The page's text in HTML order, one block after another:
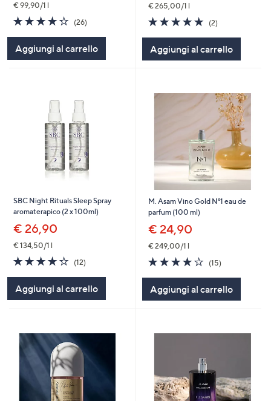
€ 99,90/1 l
4.2
of
Stars
(26)26
Aggiungi al carrello
€ 265,00/1 l
5.0
of
Stars
(2)2
Aggiungi al carrello
SBC Night Rituals Sleep Spray
aromaterapico (2 x 100ml)
€ 26,90
€ 134,50/1 l
4.2
of
Stars
(12)12
Aggiungi al carrello
M. Asam Vino Gold N°1 eau de
parfum (100 ml)
€ 24,90
€ 249,00/1 l
4.0
of
Stars
(15)15
Aggiungi al carrello